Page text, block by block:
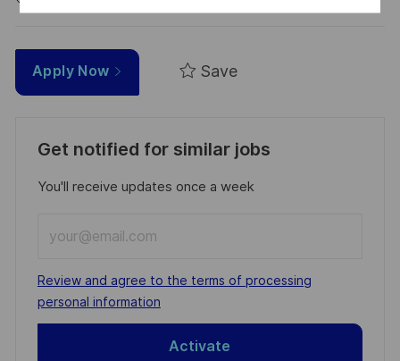
Apply Now Save
Get notified for similar jobs
You'll receive updates once a week
Email
address
(Required)
Required
Review and agree to the terms of processing
personal information
Activate